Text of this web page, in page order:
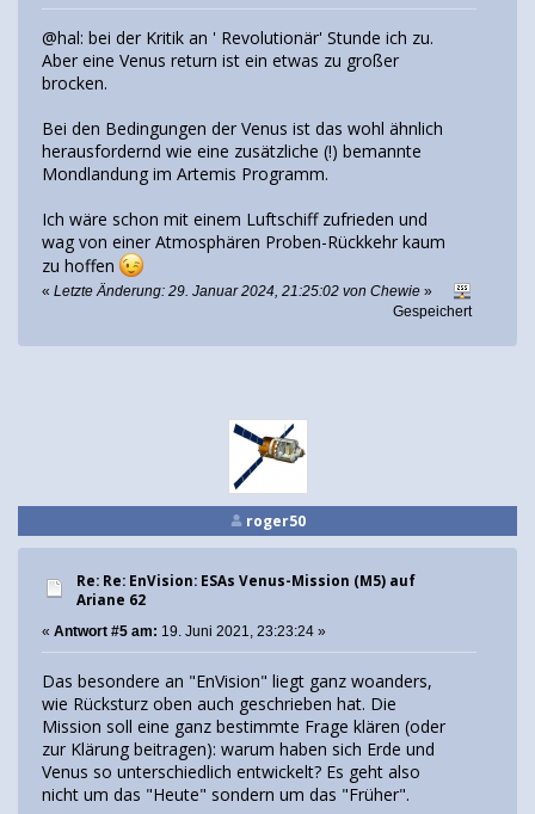
@hal: bei der Kritik an ' Revolutionär' Stunde ich zu.
Aber eine Venus return ist ein etwas zu großer
brocken.
Bei den Bedingungen der Venus ist das wohl ähnlich
herausfordernd wie eine zusätzliche (!) bemannte
Mondlandung im Artemis Programm.
Ich wäre schon mit einem Luftschiff zufrieden und
wag von einer Atmosphären Proben-Rückkehr kaum
zu hoffen
« Letzte Änderung: 29. Januar 2024, 21:25:02 von Chewie »
Gespeichert
roger50
Re: Re: EnVision: ESAs Venus-Mission (M5) auf
Ariane 62
« Antwort #5 am: 19. Juni 2021, 23:23:24 »
Das besondere an "EnVision" liegt ganz woanders,
wie Rücksturz oben auch geschrieben hat. Die
Mission soll eine ganz bestimmte Frage klären (oder
zur Klärung beitragen): warum haben sich Erde und
Venus so unterschiedlich entwickelt? Es geht also
nicht um das "Heute" sondern um das "Früher".